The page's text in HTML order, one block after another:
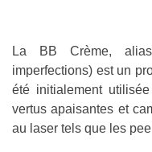
La BB Crème,
imperfections) est un
été initialement
vertus apaisantes et
au laser tels que les